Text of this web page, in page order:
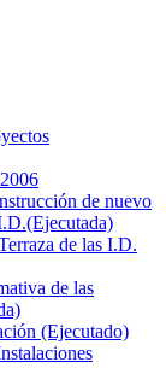
de nuevo
de las I.D.
de las
(Ejecutado)